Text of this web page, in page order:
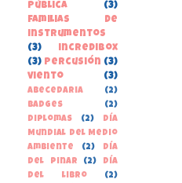
pública
(3)
familias de
instrumentos
(3)
incredibox
(3) percusión (3)
viento
(3)
Abecedaria
(2)
Badges
(2)
Diplomas
(2)
Día
Mundial del Medio
Ambiente
(2)
Día
del Pinar
(2)
Día
del libro
(2)